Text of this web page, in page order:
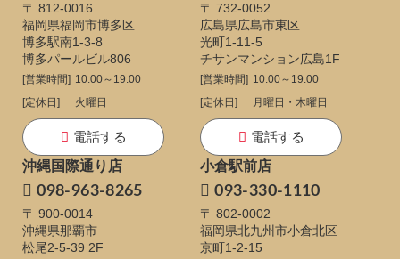
〒 812-0016
福岡県福岡市博多区
博多駅南1-3-8
博多パールビル806
[営業時間] 10:00～19:00
[定休日]
火曜日
電話する
〒 732-0052
広島県広島市東区
光町1-11-5
チサンマンション広島1F
[営業時間] 10:00～19:00
[定休日]
月曜日・木曜日
電話する
沖縄国際通り店
098-963-8265
〒 900-0014
沖縄県那覇市
松尾2-5-39 2F
小倉駅前店
093-330-1110
〒 802-0002
福岡県北九州市小倉北区
京町1-2-15